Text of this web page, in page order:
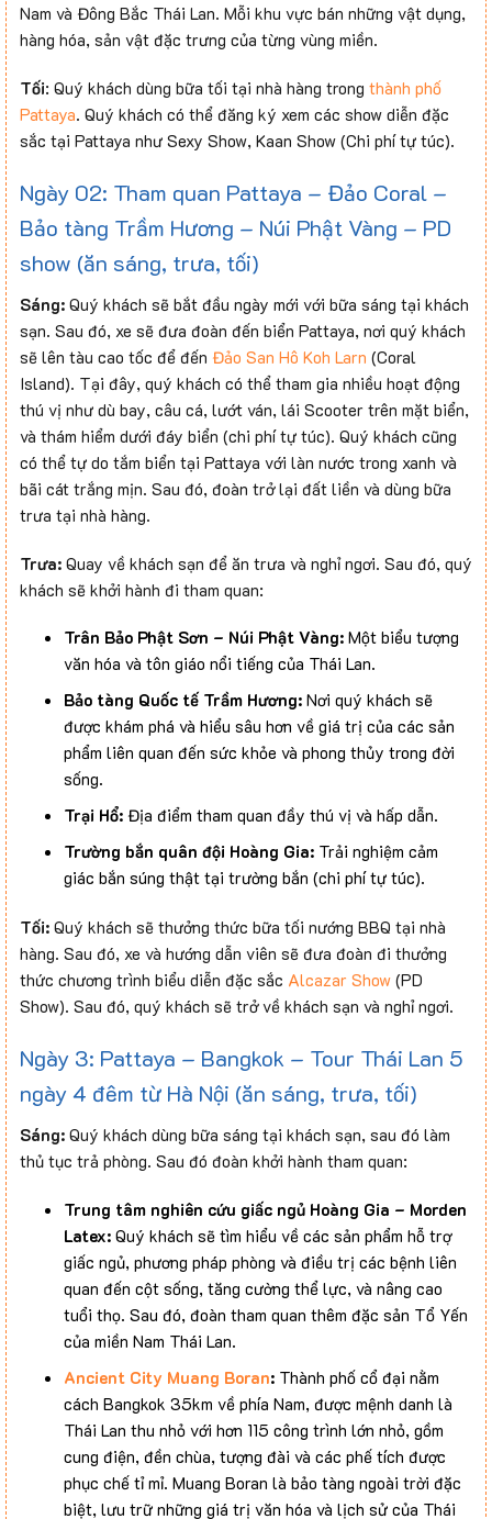
Nam và Đông Bắc Thái Lan. Mỗi khu vực bán những vật dụng,
hàng hóa, sản vật đặc trưng của từng vùng miền.
Tối: Quý khách dùng bữa tối tại nhà hàng trong thành phố
Pattaya. Quý khách có thể đăng ký xem các show diễn đặc
sắc tại Pattaya như Sexy Show, Kaan Show (Chi phí tự túc).
Ngày 02: Tham quan Pattaya – Đảo Coral –
Bảo tàng Trầm Hương – Núi Phật Vàng – PD
show (ăn sáng, trưa, tối)
Sáng: Quý khách sẽ bắt đầu ngày mới với bữa sáng tại khách
sạn. Sau đó, xe sẽ đưa đoàn đến biển Pattaya, nơi quý khách
sẽ lên tàu cao tốc để đến Đảo San Hô Koh Larn (Coral
Island). Tại đây, quý khách có thể tham gia nhiều hoạt động
thú vị như dù bay, câu cá, lướt ván, lái Scooter trên mặt biển,
và thám hiểm dưới đáy biển (chi phí tự túc). Quý khách cũng
có thể tự do tắm biển tại Pattaya với làn nước trong xanh và
bãi cát trắng mịn. Sau đó, đoàn trở lại đất liền và dùng bữa
trưa tại nhà hàng.
Trưa: Quay về khách sạn để ăn trưa và nghỉ ngơi. Sau đó, quý
khách sẽ khởi hành đi tham quan:
Trân Bảo Phật Sơn – Núi Phật Vàng:Một biểu tượng
văn hóa và tôn giáo nổi tiếng của Thái Lan.
Bảo tàng Quốc tế Trầm Hương:Nơi quý khách sẽ
được khám phá và hiểu sâu hơn về giá trị của các sản
phẩm liên quan đến sức khỏe và phong thủy trong đời
sống.
Trại Hổ:Địa điểm tham quan đầy thú vị và hấp dẫn.
Trường bắn quân đội Hoàng Gia:Trải nghiệm cảm
giác bắn súng thật tại trường bắn (chi phí tự túc).
Tối: Quý khách sẽ thưởng thức bữa tối nướng BBQ tại nhà
hàng. Sau đó, xe và hướng dẫn viên sẽ đưa đoàn đi thưởng
thức chương trình biểu diễn đặc sắc Alcazar Show (PD
Show). Sau đó, quý khách sẽ trở về khách sạn và nghỉ ngơi.
Ngày 3: Pattaya – Bangkok – Tour Thái Lan 5
ngày 4 đêm từ Hà Nội (ăn sáng, trưa, tối)
Sáng: Quý khách dùng bữa sáng tại khách sạn, sau đó làm
thủ tục trả phòng. Sau đó đoàn khởi hành tham quan:
Trung tâm nghiên cứu giấc ngủ Hoàng Gia – Morden
Latex:Quý khách sẽ tìm hiểu về các sản phẩm hỗ trợ
giấc ngủ, phương pháp phòng và điều trị các bệnh liên
quan đến cột sống, tăng cường thể lực, và nâng cao
tuổi thọ. Sau đó, đoàn tham quan thêm đặc sản Tổ Yến
của miền Nam Thái Lan.
Ancient City Muang Boran:Thành phố cổ đại nằm
cách Bangkok 35km về phía Nam, được mệnh danh là
Thái Lan thu nhỏ với hơn 115 công trình lớn nhỏ, gồm
cung điện, đền chùa, tượng đài và các phế tích được
phục chế tỉ mỉ. Muang Boran là bảo tàng ngoài trời đặc
biệt, lưu trữ những giá trị văn hóa và lịch sử của Thái